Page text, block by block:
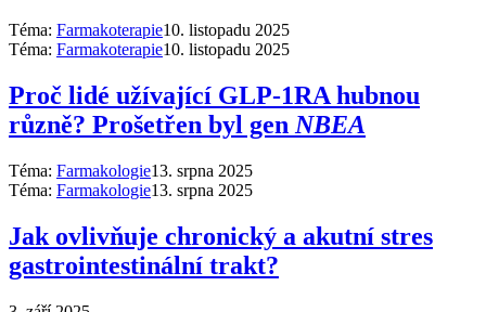
Téma: Farmakoterapie10. listopadu 2025
Téma: Farmakoterapie10. listopadu 2025
Proč lidé užívající GLP-1RA hubnou
různě? Prošetřen byl genNBEA
Téma: Farmakologie13. srpna 2025
Téma: Farmakologie13. srpna 2025
Jak ovlivňuje chronický a akutní stres
gastrointestinální trakt?